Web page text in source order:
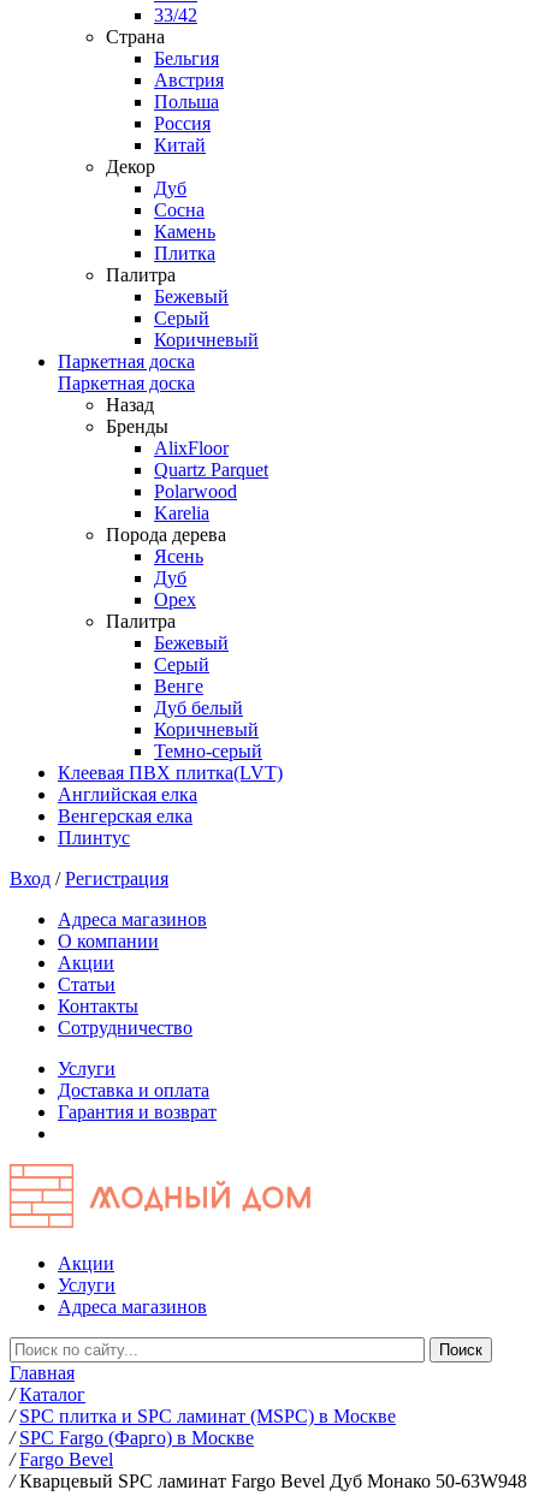
33/42
Страна
Бельгия
Австрия
Польша
Россия
Китай
Декор
Дуб
Сосна
Камень
Плитка
Палитра
Бежевый
Серый
Коричневый
Паркетная доска
Паркетная доска
Назад
Бренды
AlixFloor
Quartz Parquet
Polarwood
Karelia
Порода дерева
Ясень
Дуб
Орех
Палитра
Бежевый
Серый
Венге
Дуб белый
Коричневый
Темно-серый
Клеевая ПВХ плитка(LVT)
Английская елка
Венгерская елка
Плинтус
Вход /Регистрация
Адреса магазинов
О компании
Акции
Статьи
Контакты
Сотрудничество
Услуги
Доставка и оплата
Гарантия и возврат
Акции
Услуги
Адреса магазинов
Главная
/ Каталог
/ SPC плитка и SPC ламинат (MSPC) в Москве
/ SPC Fargo (Фарго) в Москве
/ Fargo Bevel
/ Кварцевый SPC ламинат Fargo Bevel Дуб Монако 50-63W948